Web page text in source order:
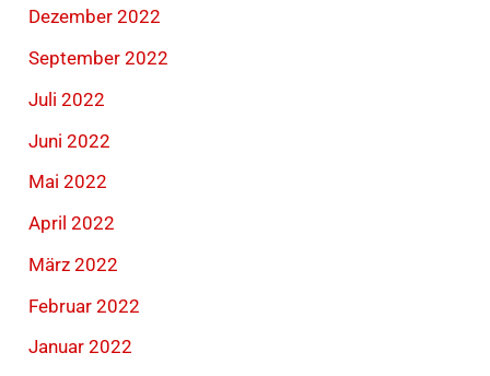
Dezember 2022
September 2022
Juli 2022
Juni 2022
Mai 2022
April 2022
März 2022
Februar 2022
Januar 2022